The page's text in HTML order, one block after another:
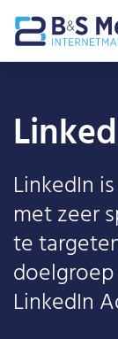
LinkedIn
met zeer
te
LinkedIn